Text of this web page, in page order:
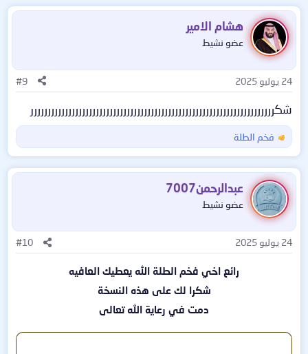
ت
ف
ا
ع
ا
ت
هشام الامير
عضو نشيط
24 يوليو 2025 #9
شكررررررررررررررررررررررررررررررررررررررررررررررررررررررررررررررررررررررر
ل
ت
ف
ا
ع
ا
ت
فخم الطلة
عبدالرحمن7007
عضو نشيط
24 يوليو 2025 #10
رائع اخي فخم الطلة الله يعطيك العافيه
شكرا لك على هذه النسخة
دمت في رعاية الله تعالى